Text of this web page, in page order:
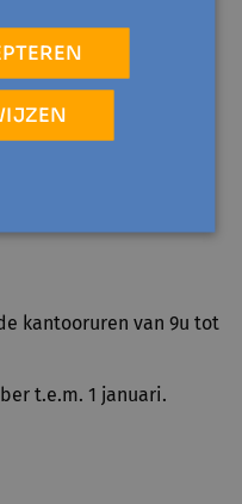
kantooruren van 9u tot
t.e.m. 1 januari.